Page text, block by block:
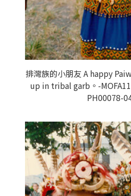
排灣族的小朋友 A happy
up in tribal garb。-
PH00078-